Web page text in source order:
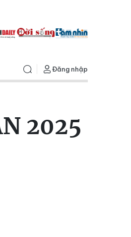
Đăng nhập
2025